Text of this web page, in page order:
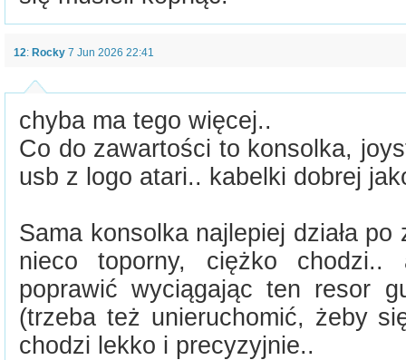
12: Rocky 7 Jun 2026 22:41
chyba ma tego więcej..
Co do zawartości to konsolka,
usb z logo atari.. kabelki dobrej
Sama konsolka najlepiej działa
nieco toporny, ciężko
poprawić wyciągając ten resor
(trzeba też unieruchomić, żeby
chodzi lekko i precyzyjnie..